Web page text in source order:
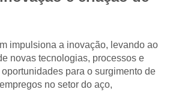
impulsiona a inovação, levando ao
novas tecnologias, processos e
para o surgimento de
no setor do aço,